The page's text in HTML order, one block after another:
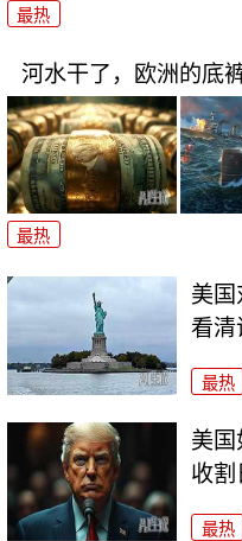
最热
河水干了，欧洲的底
最热
美
看清
最热
美国
收割
最热